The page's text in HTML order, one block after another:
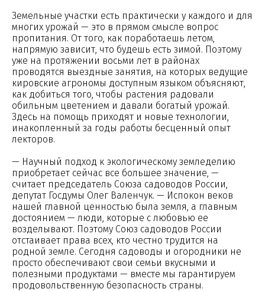
Земельные участки есть практически у каждого и для
многих урожай — это в прямом смысле вопрос
пропитания. От того, как поработаешь летом,
напрямую зависит, что будешь есть зимой. Поэтому
уже на протяжении восьми лет в районах
проводятся выездные занятия, на которых ведущие
кировские агрономы доступным языком объясняют,
как добиться того, чтобы растения радовали
обильным цветением и давали богатый урожай.
Здесь на помощь приходят и новые технологии,
инакопленный за годы работы бесценный опыт
лекторов.
— Научный подход к экологическому земледелию
приобретает сейчас все большее значение, —
считает председатель Союза садоводов России,
депутат Госдумы Олег Валенчук. — Испокон веков
нашей главной ценностью была земля, а главным
достоянием — люди, которые с любовью ее
возделывают. Поэтому Союз садоводов России
отстаивает права всех, кто честно трудится на
родной земле. Сегодня садоводы и огородники не
просто обеспечивают свои семьи вкусными и
полезными продуктами — вместе мы гарантируем
продовольственную безопасность страны.